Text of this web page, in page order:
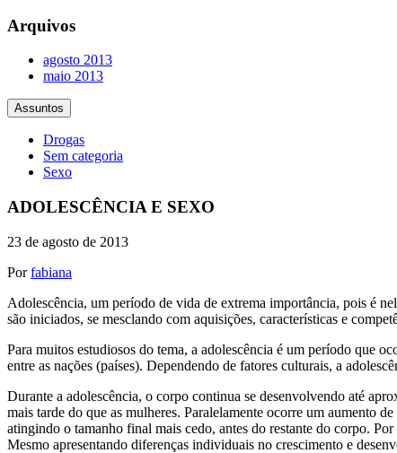
Arquivos
agosto 2013
maio 2013
Assuntos
Drogas
Sem categoria
Sexo
ADOLESCÊNCIA E SEXO
23 de agosto de 2013
Porfabiana
Adolescência, um período de vida de extrema importância, pois é
são iniciados, se mesclando com aquisições, características e
Para muitos estudiosos do tema, a adolescência é um período que
entre as nações (países). Dependendo de fatores culturais, a
Durante a adolescência, o corpo continua se desenvolvendo até
mais tarde do que as mulheres. Paralelamente ocorre um aumento
atingindo o tamanho final mais cedo, antes do restante do corpo.
Mesmo apresentando diferenças individuais no crescimento e